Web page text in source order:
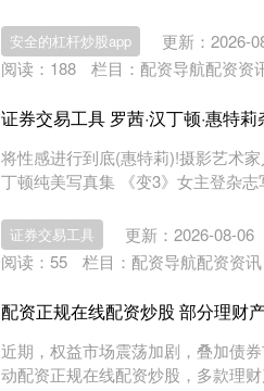
安全的杠杆炒股app 更新：2026-
阅读： 188 栏目： 配资导航配资资
证券交易工具 罗茜·汉丁顿·惠特
将性感进行到底(惠特莉)!摄影艺术
丁顿纯美写真集 《变3》女主登杂
证券交易工具 更新：2026-08-06
阅读： 55 栏目： 配资导航配资资讯
配资正规在线配资炒股 ​部分理财
近期，权益市场震荡加剧，叠加债
动配资正规在线配资炒股，多款理